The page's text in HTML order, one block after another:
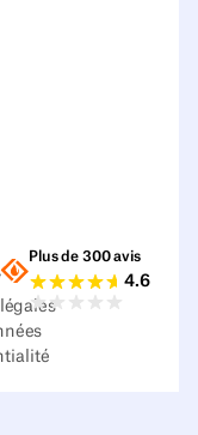
Notes
Plus de 300 avis
4.6